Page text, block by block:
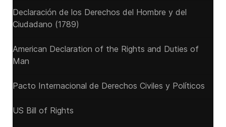
Declaración de los Derechos del Hombre y del
Ciudadano (1789)
American Declaration of the Rights and Duties of
Man
Pacto Internacional de Derechos Civiles y Políticos
US Bill of Rights